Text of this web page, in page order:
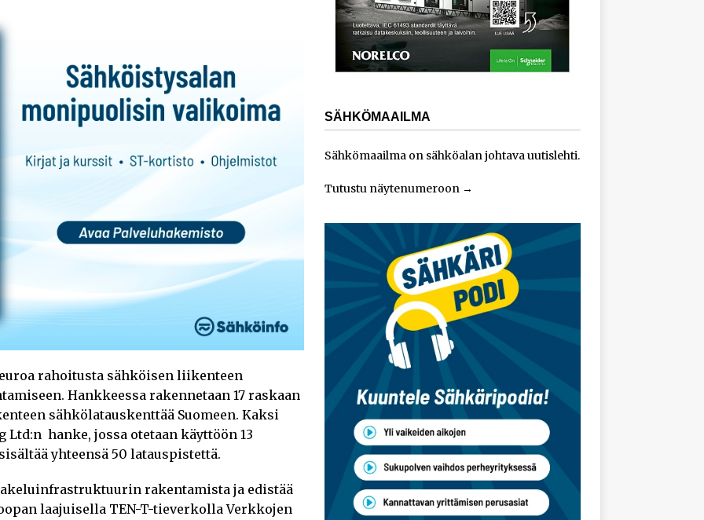
rahoitusta sähköisen liikenteen
Hankkeessa rakennetaan 17 raskaan
sähkölatauskenttää Suomeen. Kaksi
hanke, jossa otetaan käyttöön 13
yhteensä 50 latauspistettä.
rakentamista ja edistää
laajuisella TEN-T-tieverkolla Verkkojen
SÄHKÖMAAILMA
Sähkömaailma on sähköalan johtava uutislehti.
Tutustu näytenumeroon→